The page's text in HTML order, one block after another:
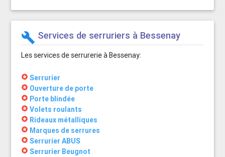
build Services de serruriers à Bessenay
Les services de serrurerie à Bessenay:
stars Serrurier
stars Ouverture de porte
stars Porte blindée
stars Volets roulants
stars Rideaux métalliques
stars Marques de serrures
stars Serrurier ABUS
stars Serrurier Beugnot